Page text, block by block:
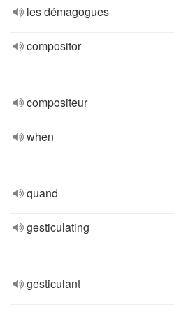
les démagogues
compositor
compositeur
when
quand
gesticulating
gesticulant